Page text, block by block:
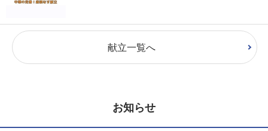
献立一覧へ
お知らせ